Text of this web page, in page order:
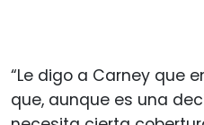
“Le digo a Carney que
que, aunque es una